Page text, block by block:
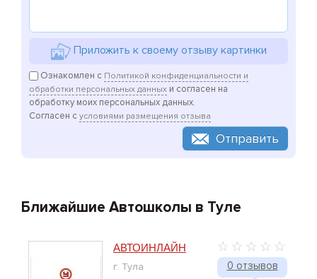
Приложить к своему отзыву картинки
Ознакомлен с Политикой конфиденциальности и
обработки персональных данных и согласен на
обработку моих персональных данных.
Согласен с условиями размещения отзыва
Отправить
Ближайшие Автошколы в Туле
0 отзывов
АВТОИНЛАЙН
г. Тула